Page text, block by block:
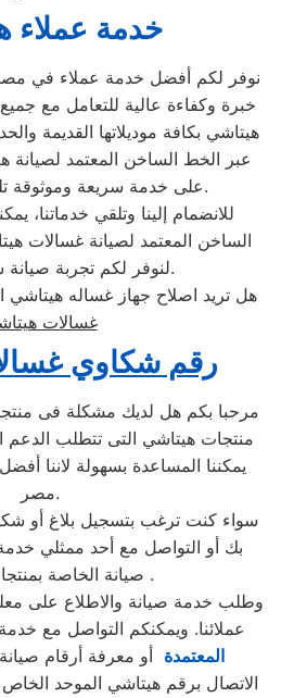
خدمة عملاء
نوفر لكم أفضل خدمة عملاء في
خبرة وكفاءة عالية للتعامل مع
هيتاشي بكافة موديلاتها القديمة
عبر الخط الساخن المعتمد لصيانة
على خدمة سريعة وموثوقة تلبي كل احتياجاتكم.
للانضمام إلينا وتلقي خدماتنا،
الساخن المعتمد لصيانة غسالات
لنوفر لكم تجربة صيانة سريعة وسهلة.
هل تريد اصلاح جهاز غساله هيتاشي
غسالات
رقم شكاوي
مرحبا بكم هل لديك مشكلة فى
منتجات هيتاشي التى تتطلب
يمكننا المساعدة بسهولة لاننا
مصر.
سواء كنت ترغب بتسجيل بلاغ أو
بك أو التواصل مع أحد ممثلي
صيانة الخاصة بمنتجات هيتاشي .
وطلب خدمة صيانة والاطلاع على
عملائنا. ويمكنكم التواصل مع
المعتمدة أو معرفة أرقام
الاتصال برقم هيتاشي الموحد